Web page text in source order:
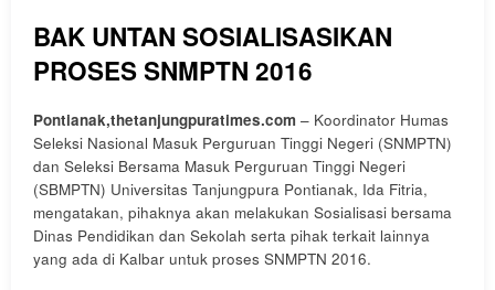
BAK UNTAN SOSIALISASIKAN
PROSES SNMPTN 2016
Pontianak,thetanjungpuratimes.com – Koordinator Humas
Seleksi Nasional Masuk Perguruan Tinggi Negeri (SNMPTN)
dan Seleksi Bersama Masuk Perguruan Tinggi Negeri
(SBMPTN) Universitas Tanjungpura Pontianak, Ida Fitria,
mengatakan, pihaknya akan melakukan Sosialisasi bersama
Dinas Pendidikan dan Sekolah serta pihak terkait lainnya
yang ada di Kalbar untuk proses SNMPTN 2016.